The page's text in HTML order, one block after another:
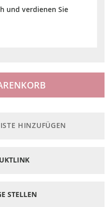
und verdienen Sie
HINZUFÜGEN
STELLEN